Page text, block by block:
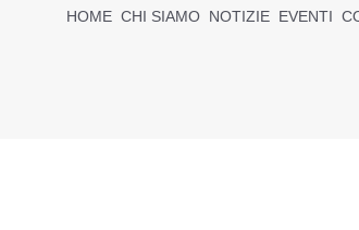
HOME CHI SIAMO NOTIZIE EVENTI